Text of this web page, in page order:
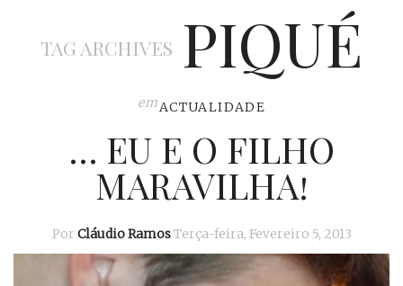
EU NA TV
ACTUALIDADE
TAG ARCHIVES PIQUÉ
emACTUALIDADE
… EU E O FILHO
MARAVILHA!
Por Cláudio RamosTerça-feira, Fevereiro 5, 2013